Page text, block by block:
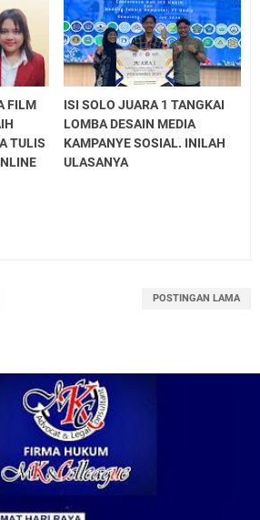
FILM
TULIS
ISI SOLO JUARA 1 TANGKAI
LOMBA DESAIN MEDIA
KAMPANYE SOSIAL. INILAH
ULASANYA
POSTINGAN LAMA